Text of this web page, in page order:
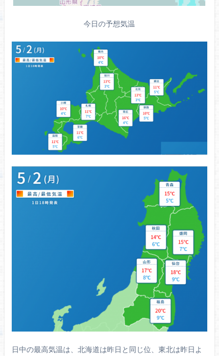
今日の予想気温
日中の最高気温は、北海道は昨日と同じ位、東北は昨日よ